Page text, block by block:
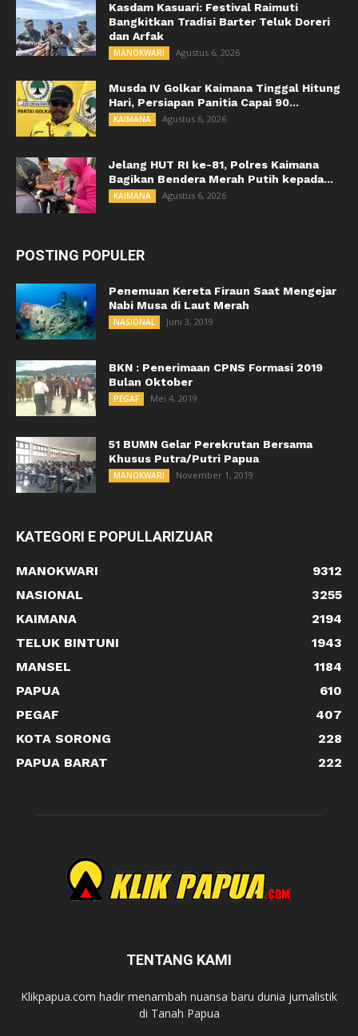
Kasdam Kasuari: Festival Raimuti
Bangkitkan Tradisi Barter Teluk Doreri
dan Arfak
MANOKWARI Agustus 6, 2026
Musda IV Golkar Kaimana Tinggal Hitung
Hari, Persiapan Panitia Capai 90...
KAIMANA Agustus 6, 2026
Jelang HUT RI ke-81, Polres Kaimana
Bagikan Bendera Merah Putih kepada...
KAIMANA Agustus 6, 2026
POSTING POPULER
Penemuan Kereta Firaun Saat Mengejar
Nabi Musa di Laut Merah
NASIONAL Juni 3, 2019
BKN : Penerimaan CPNS Formasi 2019
Bulan Oktober
PEGAF Mei 4, 2019
51 BUMN Gelar Perekrutan Bersama
Khusus Putra/Putri Papua
MANOKWARI November 1, 2019
KATEGORI E POPULLARIZUAR
MANOKWARI
9312
NASIONAL
3255
KAIMANA
2194
TELUK BINTUNI
1943
MANSEL
1184
PAPUA
610
PEGAF
407
KOTA SORONG
228
PAPUA BARAT
222
TENTANG KAMI
Klikpapua.com hadir menambah nuansa baru dunia jurnalistik
di Tanah Papua